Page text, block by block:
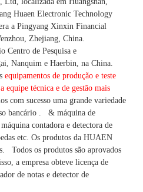
Huaen Electronic Technology
a Pingyang Xinxin Financial
Zhejiang, China.
Centro de Pesquisa e
Nanquim e Haerbin, na China.
equipamentos de produção e teste
a equipe técnica e de gestão mais
com sucesso uma grande variedade
bancário
& máquina de
máquina contadora e detectora de
etc. Os produtos da HUAEN
Todos os produtos são aprovados
a empresa obteve licença de
de notas e detector de